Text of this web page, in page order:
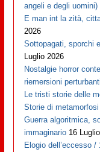
angeli e degli uomini)
E man int la zità,
2026
Sottopagati, sporchi
Luglio 2026
Nostalgie horror
riemersioni perturbanti
Le tristi storie delle
Storie di
Guerra algoritmica,
immaginario 16
Elogio dell’eccesso